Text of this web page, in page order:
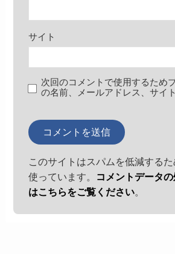
サイト
次回のコメントで使用するため
の名前、メールアドレス、サイ
このサイトはスパムを低減する
使っています。
コメントデータ
はこちらをご覧ください。